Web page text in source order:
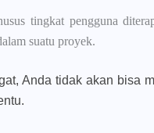
tingkat pengguna
suatu proyek.
Anda tidak akan bisa